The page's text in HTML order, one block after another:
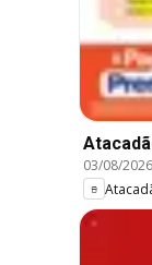
03/08/2026